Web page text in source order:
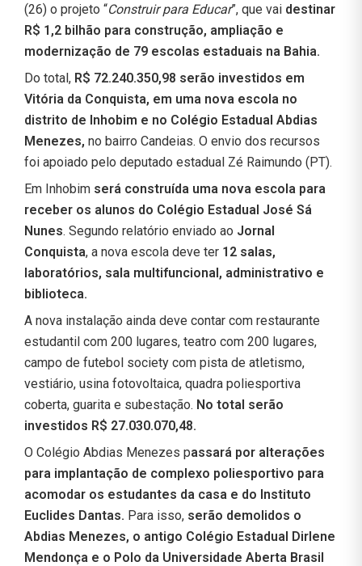
(26) o projeto “Construir para Educar”, que vai destinar
R$ 1,2 bilhão para construção, ampliação e
modernização de 79 escolas estaduais na Bahia.
Do total, R$ 72.240.350,98 serão investidos em
Vitória da Conquista, em uma nova escola no
distrito de Inhobim e no Colégio Estadual Abdias
Menezes, no bairro Candeias. O envio dos recursos
foi apoiado pelo deputado estadual Zé Raimundo (PT).
Em Inhobim será construída uma nova escola para
receber os alunos do Colégio Estadual José Sá
Nunes. Segundo relatório enviado ao Jornal
Conquista, a nova escola deve ter 12 salas,
laboratórios, sala multifuncional, administrativo e
biblioteca.
A nova instalação ainda deve contar com restaurante
estudantil com 200 lugares, teatro com 200 lugares,
campo de futebol society com pista de atletismo,
vestiário, usina fotovoltaica, quadra poliesportiva
coberta, guarita e subestação. No total serão
investidos R$ 27.030.070,48.
O Colégio Abdias Menezes passará por alterações
para implantação de complexo poliesportivo para
acomodar os estudantes da casa e do Instituto
Euclides Dantas. Para isso, serão demolidos o
Abdias Menezes, o antigo Colégio Estadual Dirlene
Mendonça e o Polo da Universidade Aberta Brasil